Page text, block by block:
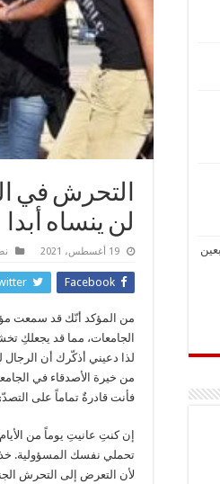
لن ينساه أبدا
19 أغسطس، 2021
Facebook
من المؤكد أنّك قد سمعت
الجامعات، مما قد يجعلكِ
لذا دعيني أذكّرك أن الرجال
من خيرة الأصدقاء في
فأنت قادرةٌ تماماً على
إن كنتِ عانيتِ يوماً من
تحملي نفسك المسؤولية.
لأن التعرض إلى التحرش